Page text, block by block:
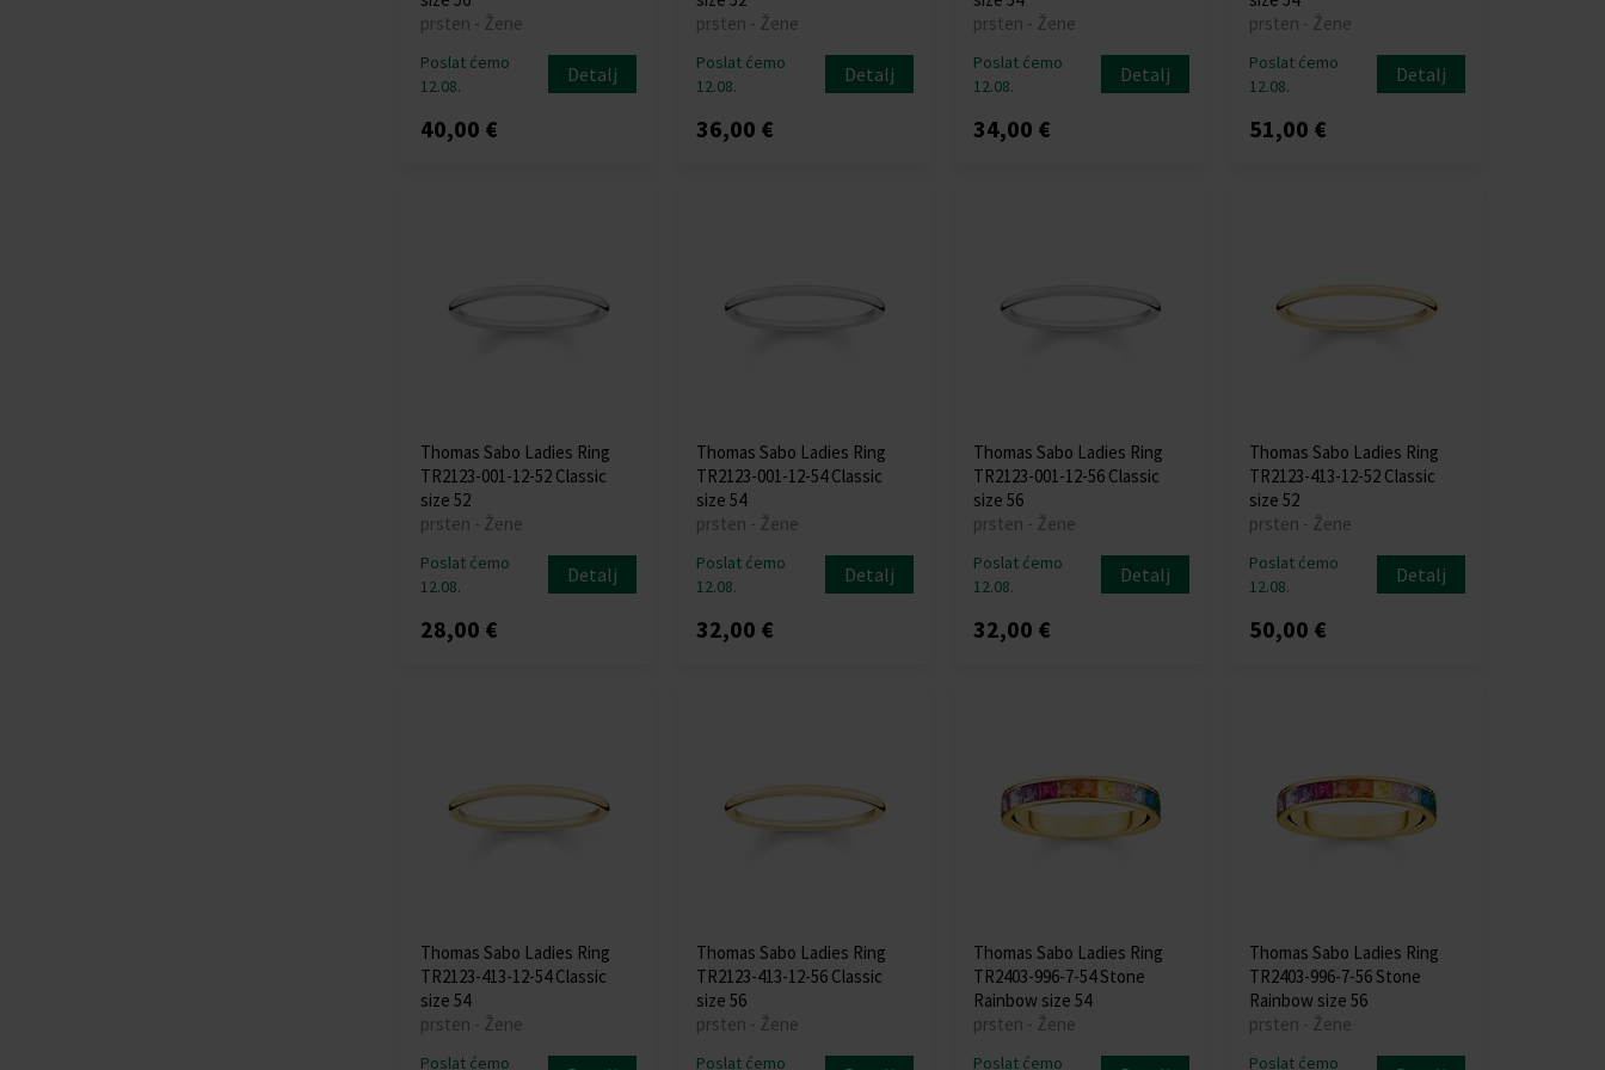
prsten - Žene
Poslat ćemo
12.08.
Detalj
40,00 €
prsten - Žene
Poslat ćemo
12.08.
Detalj
36,00 €
prsten - Žene
Poslat ćemo
12.08.
Detalj
34,00 €
prsten - Žene
Poslat ćemo
12.08.
Detalj
51,00 €
Thomas Sabo Ladies Ring
TR2123-001-12-52 Classic
size 52
prsten - Žene
Poslat ćemo
12.08.
Detalj
28,00 €
Thomas Sabo Ladies Ring
TR2123-001-12-54 Classic
size 54
prsten - Žene
Poslat ćemo
12.08.
Detalj
32,00 €
Thomas Sabo Ladies Ring
TR2123-001-12-56 Classic
size 56
prsten - Žene
Poslat ćemo
12.08.
Detalj
32,00 €
Thomas Sabo Ladies Ring
TR2123-413-12-52 Classic
size 52
prsten - Žene
Poslat ćemo
12.08.
Detalj
50,00 €
Thomas Sabo Ladies Ring
TR2123-413-12-54 Classic
size 54
prsten - Žene
Poslat ćemo
Thomas Sabo Ladies Ring
TR2123-413-12-56 Classic
size 56
prsten - Žene
Poslat ćemo
Thomas Sabo Ladies Ring
TR2403-996-7-54 Stone
Rainbow size 54
prsten - Žene
Poslat ćemo
Thomas Sabo Ladies Ring
TR2403-996-7-56 Stone
Rainbow size 56
prsten - Žene
Poslat ćemo